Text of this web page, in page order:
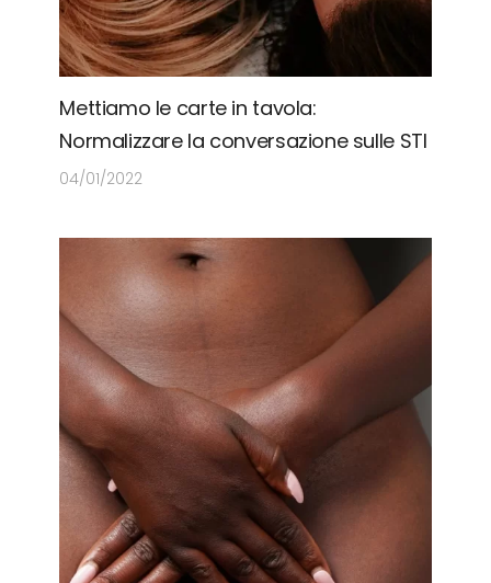
Mettiamo le carte in tavola:
Normalizzare la conversazione sulle STI
04/01/2022